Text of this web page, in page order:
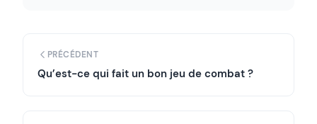
PRÉCÉDENT
Qu’est-ce qui fait un bon jeu de combat ?